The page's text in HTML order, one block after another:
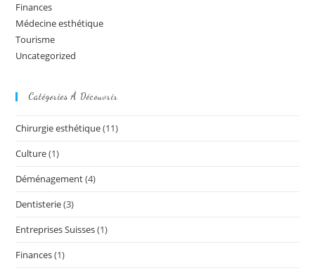
Finances
Médecine esthétique
Tourisme
Uncategorized
Catégories À Découvrir
Chirurgie esthétique(11)
Culture(1)
Déménagement(4)
Dentisterie(3)
Entreprises Suisses(1)
Finances(1)